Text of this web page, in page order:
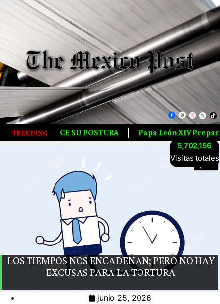
Visitas totales
5,702,156
TRENDING
Papa León XIV Prepara Histórica Gira Por
LOS TIEMPOS NOS ENCADENAN; PERO NO HAY
EXCUSAS PARA LA TORTURA
junio 25, 2026